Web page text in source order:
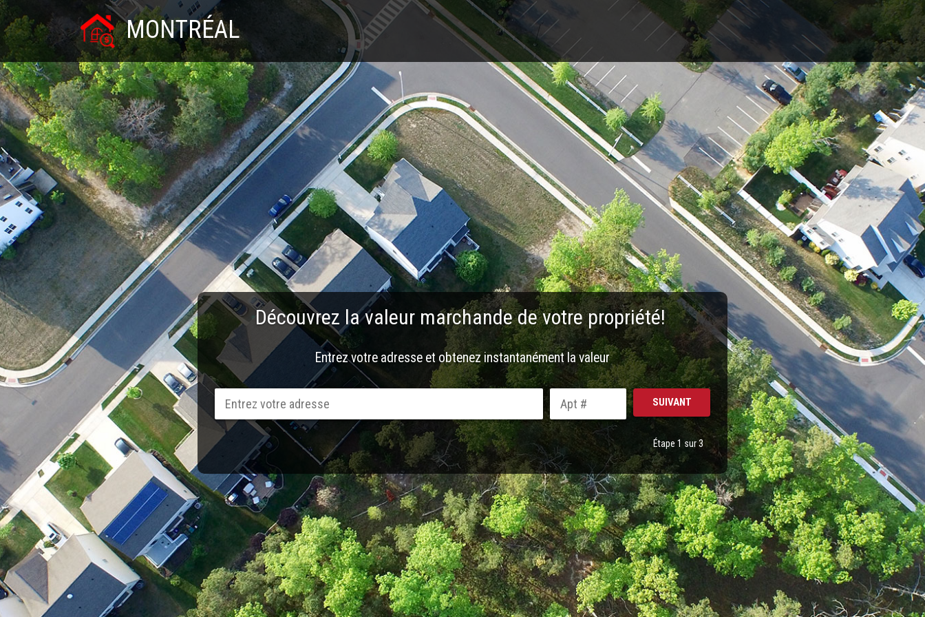
MONTRÉAL
Découvrez la valeur marchande de votre propriété!
Entrez votre adresse et obtenez instantanément la valeur
Étape 1 sur 3